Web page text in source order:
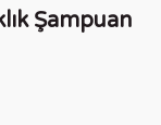
Şampuan